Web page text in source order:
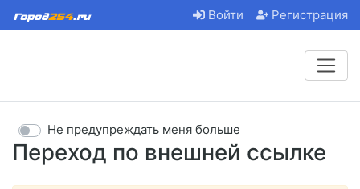
Войти Регистрация
Переход по внешней ссылке
Не предупреждать меня больше